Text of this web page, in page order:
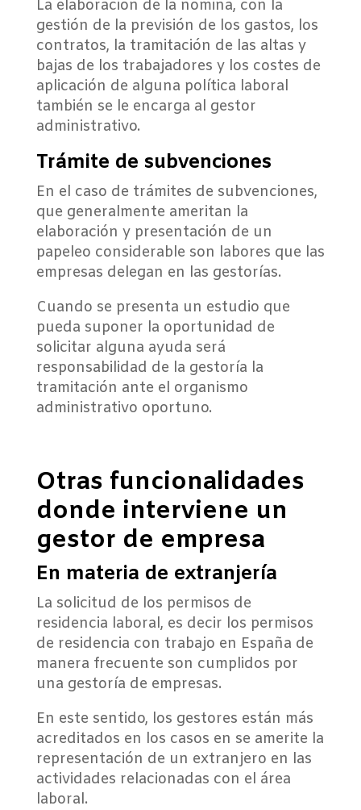
La elaboración de la nómina, con la
gestión de la previsión de los gastos, los
contratos, la tramitación de las altas y
bajas de los trabajadores y los costes de
aplicación de alguna política laboral
también se le encarga al gestor
administrativo.
Trámite de subvenciones
En el caso de trámites de subvenciones,
que generalmente ameritan la
elaboración y presentación de un
papeleo considerable son labores que las
empresas delegan en las gestorías.
Cuando se presenta un estudio que
pueda suponer la oportunidad de
solicitar alguna ayuda será
responsabilidad de la gestoría la
tramitación ante el organismo
administrativo oportuno.
Otras funcionalidades
donde interviene un
gestor de empresa
En materia de extranjería
La solicitud de los permisos de
residencia laboral, es decir los permisos
de residencia con trabajo en España de
manera frecuente son cumplidos por
una gestoría de empresas.
En este sentido, los gestores están más
acreditados en los casos en se amerite la
representación de un extranjero en las
actividades relacionadas con el área
laboral.